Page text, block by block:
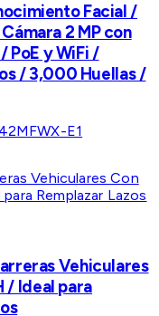
Facial /
2 MP con
PoE y WiFi /
/ 3,000 Huellas /
E1
Vehiculares
/ Ideal para